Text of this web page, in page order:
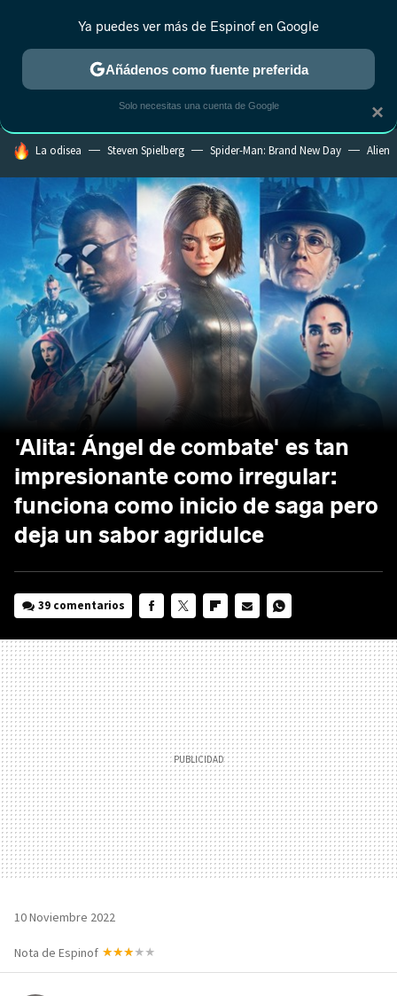
MENÚ NUEVO
ESTRENOS REALITY ANIME RANKINGS CINE
HOY SE HABLA DE
La odisea Steven Spielberg Spider-Man: Brand New Day Alien
'Alita: Ángel de combate' es tan
impresionante como irregular:
funciona como inicio de saga pero
deja un sabor agridulce
39 comentarios
MAIL
10 Noviembre 2022
Nota de Espinof
×
Ya puedes ver más de Espinof en Google
Añádenos como fuente preferida
Solo necesitas una cuenta de Google